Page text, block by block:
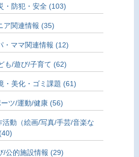
・防犯・安全 (103)
ア関連情報 (35)
・ママ関連情報 (12)
も/遊び/子育て (62)
・美化・ゴミ課題 (61)
ツ/運動/健康 (56)
活動（絵画/写真/手芸/音楽な
/公的施設情報 (29)